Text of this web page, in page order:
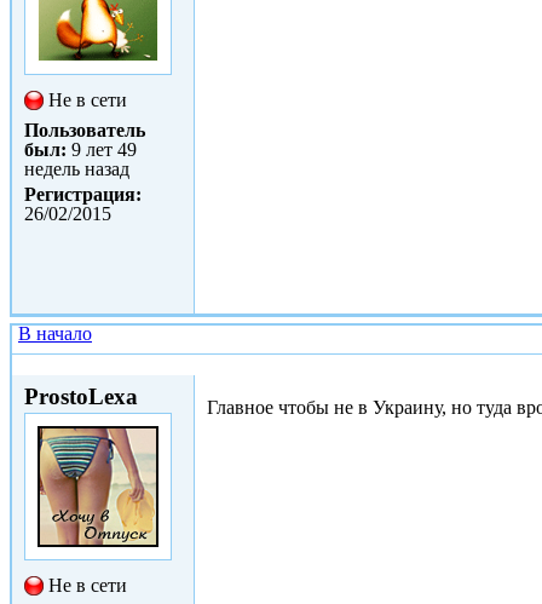
Не в сети
Пользователь
был: 9 лет 49
недель назад
Регистрация:
26/02/2015
В начало
ProstoLexa
Не в сети
Главное чтобы не в Украину, но туда